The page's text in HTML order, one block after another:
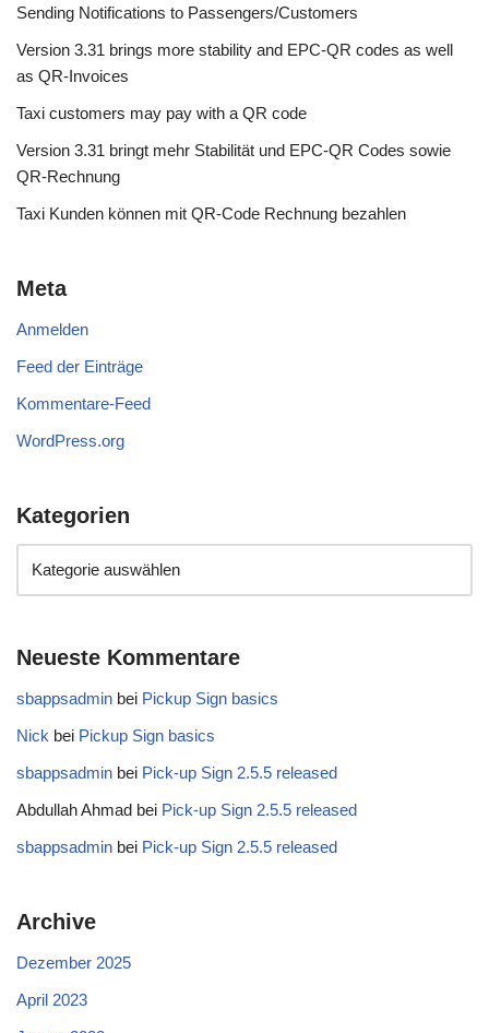
Sending Notifications to Passengers/Customers
Version 3.31 brings more stability and EPC-QR codes as well
as QR-Invoices
Taxi customers may pay with a QR code
Version 3.31 bringt mehr Stabilität und EPC-QR Codes sowie
QR-Rechnung
Taxi Kunden können mit QR-Code Rechnung bezahlen
Meta
Anmelden
Feed der Einträge
Kommentare-Feed
WordPress.org
Kategorien
Neueste Kommentare
sbappsadmin bei Pickup Sign basics
Nick bei Pickup Sign basics
sbappsadmin bei Pick-up Sign 2.5.5 released
Abdullah Ahmad bei Pick-up Sign 2.5.5 released
sbappsadmin bei Pick-up Sign 2.5.5 released
Archive
Dezember 2025
April 2023